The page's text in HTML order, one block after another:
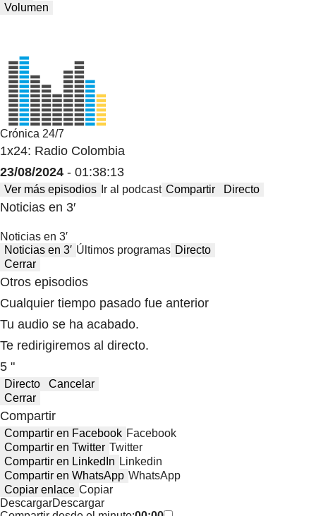
Volumen
Crónica 24/7
1x24: Radio Colombia
23/08/2024 - 01:38:13
Ver más episodios Ir al podcast Compartir Directo
Noticias en 3′
Noticias en 3′
Noticias en 3′ Últimos programas Directo
Cerrar
Otros episodios
Cualquier tiempo pasado fue anterior
Tu audio se ha acabado.
Te redirigiremos al directo.
5 "
Directo
Cancelar
Cerrar
Compartir
Compartir en Facebook Facebook
Compartir en Twitter Twitter
Compartir en LinkedIn Linkedin
Compartir en WhatsApp WhatsApp
Copiar enlace Copiar
DescargarDescargar